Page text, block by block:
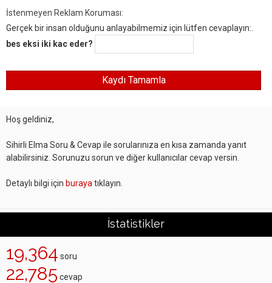
İstenmeyen Reklam Koruması:
Gerçek bir insan olduğunu anlayabilmemiz için lütfen cevaplayın:.
bes eksi iki kac eder?
Hoş geldiniz,
Sihirli Elma Soru & Cevap ile sorularınıza en kısa zamanda yanıt
alabilirsiniz. Sorunuzu sorun ve diğer kullanıcılar cevap versin.
Detaylı bilgi için buraya tıklayın.
İstatistikler
19,364 soru
22,785 cevap